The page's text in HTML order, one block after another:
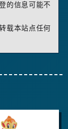
的信息可能不
载本站点任何